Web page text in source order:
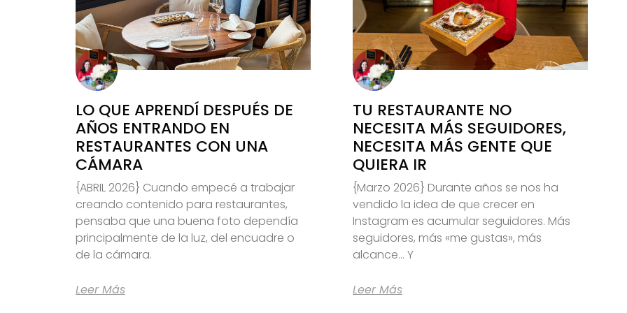
LO QUE APRENDÍ DESPUÉS DE
AÑOS ENTRANDO EN
RESTAURANTES CON UNA
CÁMARA
{ABRIL 2026} Cuando empecé a trabajar
creando contenido para restaurantes,
pensaba que una buena foto dependía
principalmente de la luz, del encuadre o
de la cámara.
Leer Más
TU RESTAURANTE NO
NECESITA MÁS SEGUIDORES,
NECESITA MÁS GENTE QUE
QUIERA IR
{Marzo 2026} Durante años se nos ha
vendido la idea de que crecer en
Instagram es acumular seguidores. Más
seguidores, más «me gustas», más
alcance… Y
Leer Más